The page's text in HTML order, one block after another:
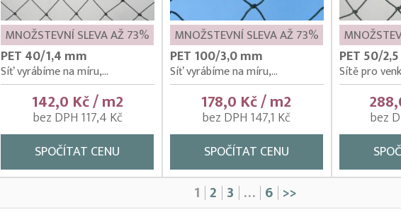
MNOŽSTEVNÍ SLEVA AŽ 73%
PET 40/1,4 mm
Síť vyrábíme na míru,...
142,0 Kč / m2
bez DPH 117,4 Kč
SPOČÍTAT CENU
MNOŽSTEVNÍ SLEVA AŽ 73%
PET 100/3,0 mm
Síť vyrábíme na míru,...
178,0 Kč / m2
bez DPH 147,1 Kč
SPOČÍTAT CENU
PET 50/
Sítě pro
bez
1 2 3 … 6 >>